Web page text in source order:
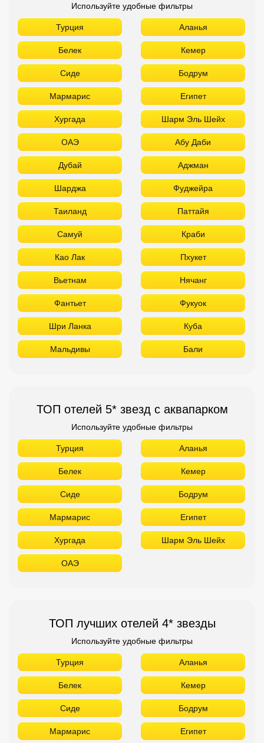
Используйте удобные фильтры
Турция Аланья
Белек Кемер
Сиде Бодрум
Мармарис Египет
Хургада Шарм Эль Шейх
ОАЭ Абу Даби
Дубай Аджман
Шарджа Фуджейра
Таиланд Паттайя
Самуй Краби
Као Лак Пхукет
Вьетнам Нячанг
Фантьет Фукуок
Шри Ланка Куба
Мальдивы Бали
ТОП отелей 5* звезд с аквапарком
Используйте удобные фильтры
Турция Аланья
Белек Кемер
Сиде Бодрум
Мармарис Египет
Хургада Шарм Эль Шейх
ОАЭ
ТОП лучших отелей 4* звезды
Используйте удобные фильтры
Турция Аланья
Белек Кемер
Сиде Бодрум
Мармарис Египет